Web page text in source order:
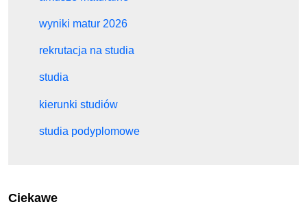
wyniki matur 2026
rekrutacja na studia
studia
kierunki studiów
studia podyplomowe
Ciekawe